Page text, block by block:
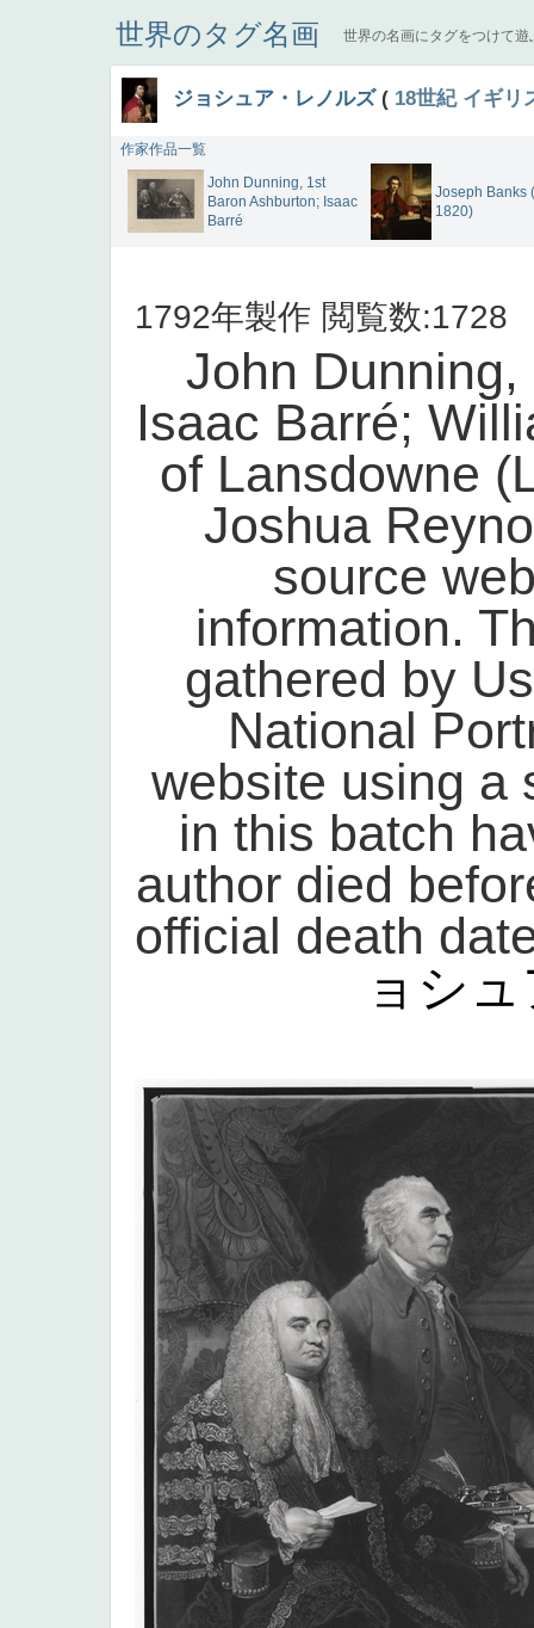
世界のタグ名画 世界の名画にタグをつけて遊
ジョシュア・レノルズ( 18世紀 イギリ
作家作品一覧
John Dunning, 1st
Baron Ashburton; Isaac
Barré
Joseph Banks
1820)
1792年製作 閲覧数:1728
John
Isaac Barré;
of Lansdowne
Joshua
source
information.
gathered by
National
website using a
in this batch
author died
official death
ョシ